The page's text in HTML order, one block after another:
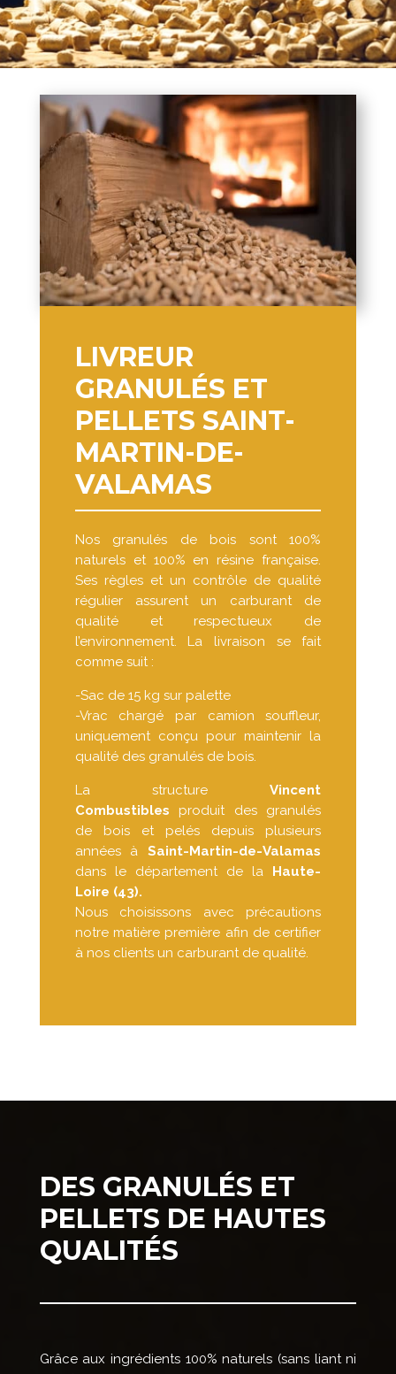
LIVREUR
GRANULÉS ET
PELLETS SAINT-
MARTIN-DE-
VALAMAS
Nos granulés de bois sont 100%
naturels et 100% en résine française.
Ses règles et un contrôle de qualité
régulier assurent un carburant de
qualité et respectueux de
l’environnement. La livraison se fait
comme suit :
-Sac de 15 kg sur palette
-Vrac chargé par camion souffleur,
uniquement conçu pour maintenir la
qualité des granulés de bois.
La structureVincent
Combustibles produit des granulés
de bois et pelés depuis plusieurs
années àSaint-Martin-de-Valamas
dans le département de la Haute-
Loire (43).
Nous choisissons avec précautions
notre matière première afin de certifier
à nos clients un carburant de qualité.
DES GRANULÉS ET
PELLETS DE HAUTES
QUALITÉS
Grâce aux ingrédients 100% naturels (sans liant ni